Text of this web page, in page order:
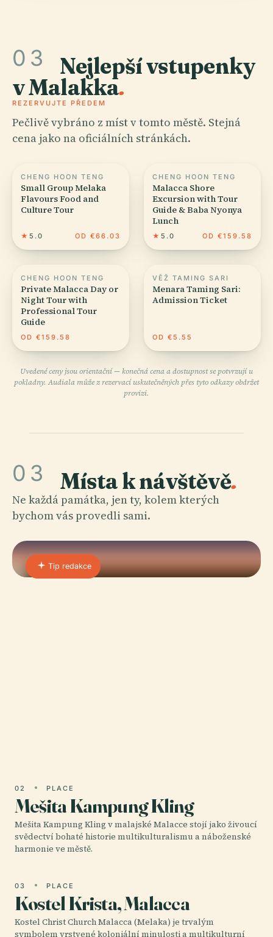
03 Nejlepší vstupenky
v Malakka.
REZERVUJTE PŘEDEM
Pečlivě vybráno z míst v tomto městě. Stejná
cena jako na oficiálních stránkách.
CHENG HOON TENG
Small Group Melaka
Flavours Food and
Culture Tour
★ 5.0 OD €66.03
CHENG HOON TENG
Malacca Shore
Excursion with Tour
Guide & Baba Nyonya
Lunch
★ 5.0 OD €159.58
CHENG HOON TENG
Private Malacca Day or
Night Tour with
Professional Tour
Guide
OD €159.58
VĚŽ TAMING SARI
Menara Taming Sari:
Admission Ticket
OD €5.55
Uvedené ceny jsou orientační — konečná cena a dostupnost se potvrzují u
pokladny. Audiala může z rezervací uskutečněných přes tyto odkazy obdržet
provizi.
03 Místa k návštěvě.
Ne každá památka, jen ty, kolem kterých
bychom vás provedli sami.
Tip redakce
02 PLACE
Mešita Kampung Kling
Mešita Kampung Kling v malajské Malacce stojí jako živoucí
svědectví bohaté historie multikulturalismu a náboženské
harmonie ve městě.
03 PLACE
Kostel Krista, Malacca
Kostel Christ Church Malacca (Melaka) je trvalým
symbolem vrstvené koloniální minulosti a multikulturní